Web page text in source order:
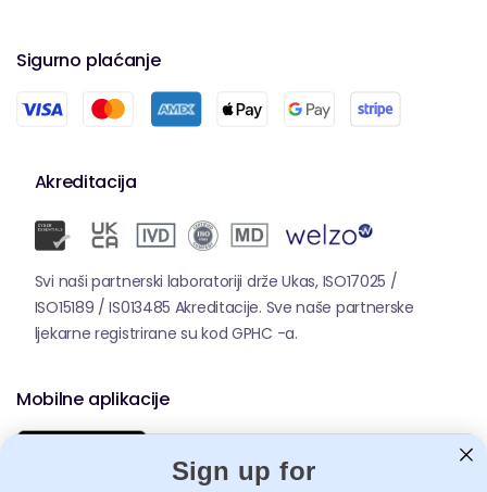
Sigurno plaćanje
Akreditacija
Svi naši partnerski laboratoriji drže Ukas, ISO17025 /
ISO15189 / IS013485 Akreditacije. Sve naše partnerske
ljekarne registrirane su kod GPHC -a.
Mobilne aplikacije
Sign up for